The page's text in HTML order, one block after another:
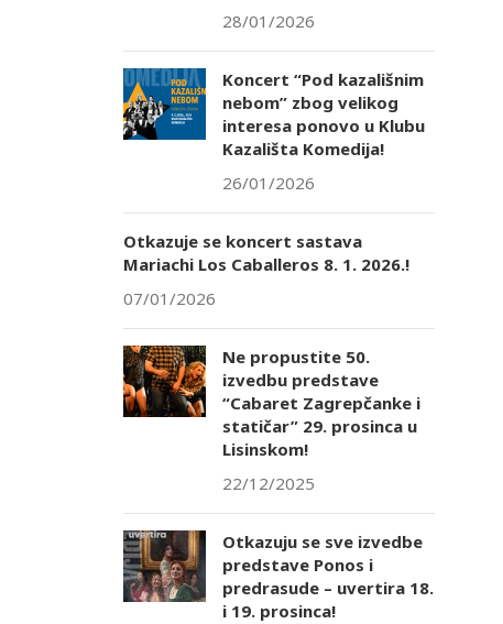
28/01/2026
Koncert “Pod kazališnim
nebom” zbog velikog
interesa ponovo u Klubu
Kazališta Komedija!
26/01/2026
Otkazuje se koncert sastava
Mariachi Los Caballeros 8. 1. 2026.!
07/01/2026
Ne propustite 50.
izvedbu predstave
“Cabaret Zagrepčanke i
statičar” 29. prosinca u
Lisinskom!
22/12/2025
Otkazuju se sve izvedbe
predstave Ponos i
predrasude – uvertira 18.
i 19. prosinca!